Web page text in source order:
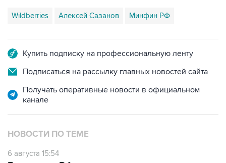
Wildberries Алексей Сазанов Минфин РФ
Купить подписку на профессиональную ленту
Подписаться на рассылку главных новостей сайта
Получать оперативные новости в официальном
канале
НОВОСТИ ПО ТЕМЕ
6 августа 15:54